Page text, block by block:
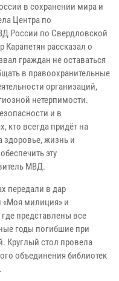
в сохранении мира и
Центра по
России по Свердловской
рассказал о
граждан не оставаться
в правоохранительные
организаций,
нетерпимости.
и в
кто всегда придёт на
здоровье, жизнь и
эту
МВД.
передали в дар
«Моя милиция» и
представлены все
годы погибшие при
Круглый стол провела
объединения библиотек